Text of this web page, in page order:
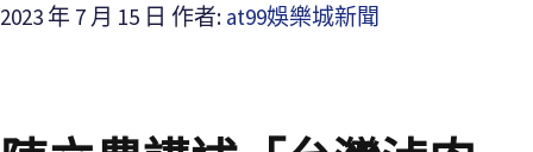
2023 年 7 月 15 日 作者: at99娛樂城新聞